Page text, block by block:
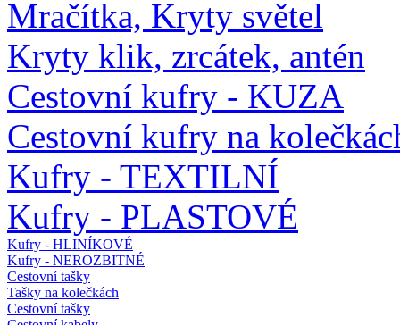
Mračítka, Kryty světel
Kryty klik, zrcátek, antén
Cestovní kufry - KUZA
Cestovní kufry na
Kufry - TEXTILNÍ
Kufry - PLASTOVÉ
Kufry - HLINÍKOVÉ
Kufry - NEROZBITNÉ
Cestovní tašky
Tašky na kolečkách
Cestovní tašky